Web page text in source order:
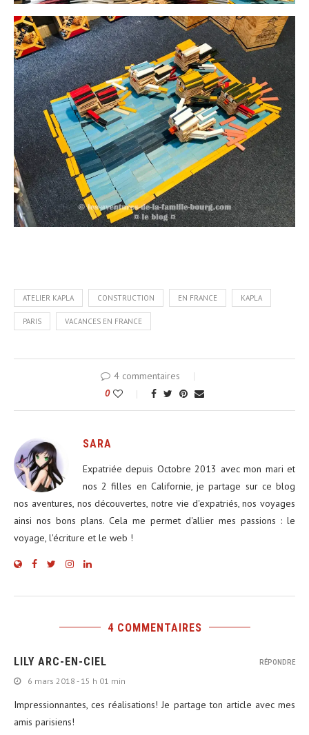
ATELIER KAPLA CONSTRUCTION EN FRANCE KAPLA
PARIS VACANCES EN FRANCE
4 commentaires
0
SARA
Expatriée depuis Octobre 2013 avec mon mari et
nos 2 filles en Californie, je partage sur ce blog
nos aventures, nos découvertes, notre vie d'expatriés, nos voyages
ainsi nos bons plans. Cela me permet d'allier mes passions : le
voyage, l'écriture et le web !
4 COMMENTAIRES
LILY ARC-EN-CIEL
6 mars 2018 - 15 h 01 min
Impressionnantes, ces réalisations! Je partage ton article avec mes
amis parisiens!
RÉPONDRE